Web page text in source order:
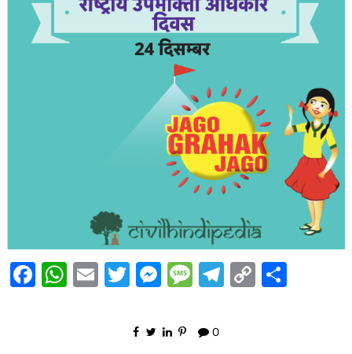
Facebook
WhatsApp
EmailTwitter
Messenger
Message
Telegram
Copy
0